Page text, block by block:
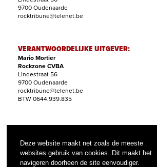
Deze website maakt net zoals de meeste
websites gebruik van cookies. Dit maakt het
navigeren doorheen de site eenvoudiger.
9700 Oudenaarde
rocktribune@telenet.be
VERANTWOORDELIJKE UITGEVER:
Mario Mortier
Rockzone CVBA
Lindestraat 56
9700 Oudenaarde
rocktribune@telenet.be
BTW 0644.939.835
Filip Nollet
abonnementen@rock-tribune.com